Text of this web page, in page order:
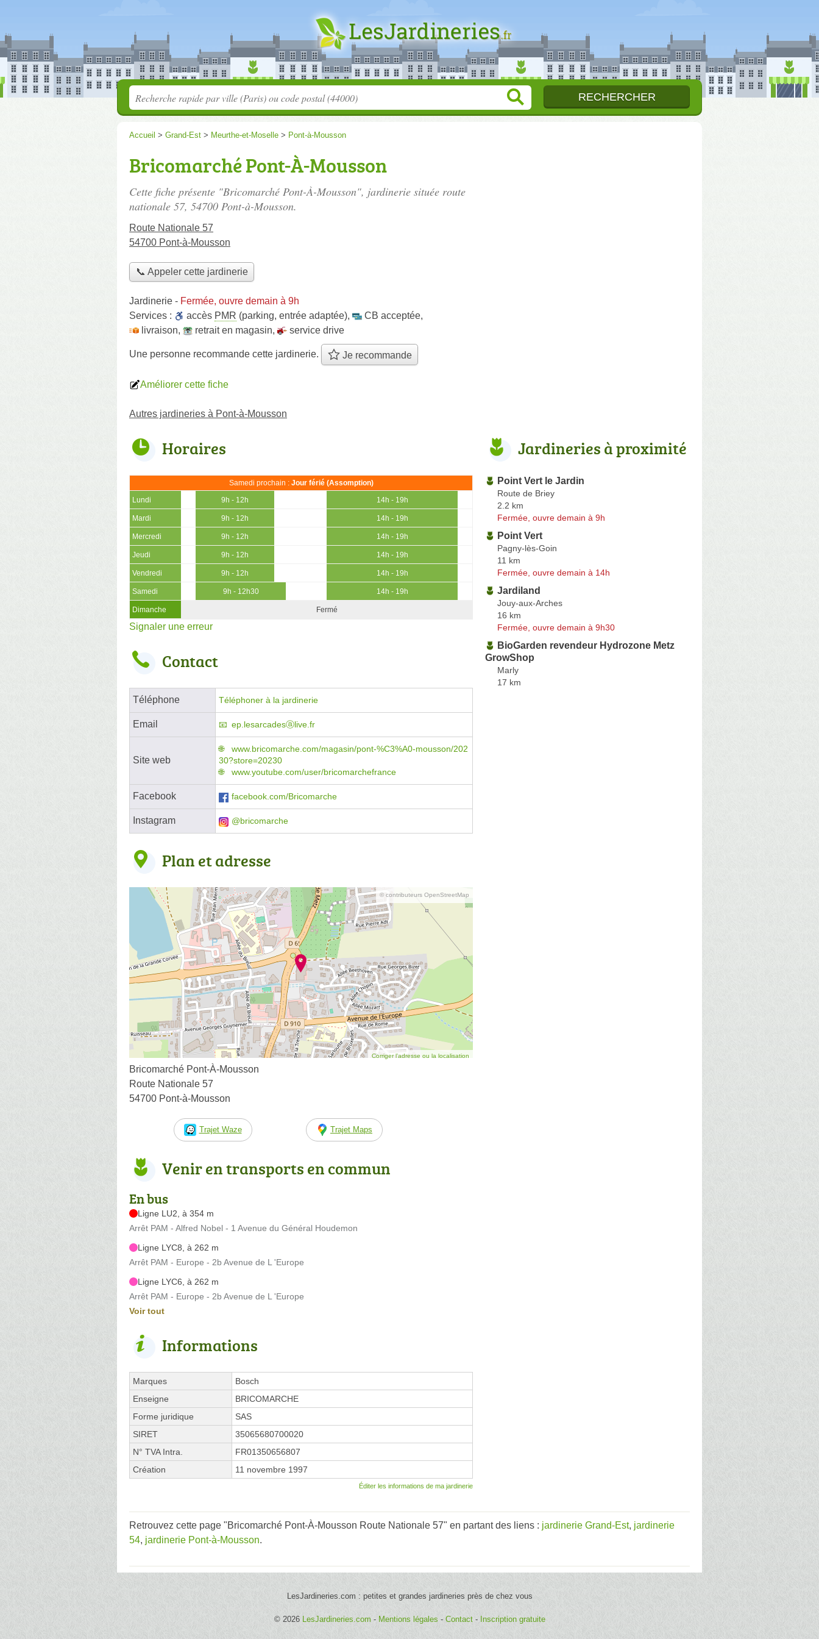
Accueil > Grand-Est > Meurthe-et-Moselle > Pont-à-Mousson
Bricomarché Pont-À-Mousson
Cette fiche présente "Bricomarché Pont-À-Mousson", jardinerie située route
nationale 57, 54700 Pont-à-Mousson.
Route Nationale 57
54700 Pont-à-Mousson
📞 Appeler cette jardinerie
Jardinerie - Fermée, ouvre demain à 9h
Services :
accès PMR (parking, entrée adaptée), CB acceptée,
livraison, retrait en magasin, service drive
Une personne recommande cette jardinerie. Je recommande
Améliorer cette fiche
Autres jardineries à Pont-à-Mousson
Horaires
Samedi prochain : Jour férié (Assomption)
Lundi 9h - 12h 14h - 19h
Mardi 9h - 12h 14h - 19h
Mercredi 9h - 12h 14h - 19h
Jeudi 9h - 12h 14h - 19h
Vendredi 9h - 12h 14h - 19h
Samedi 9h - 12h30 14h - 19h
Dimanche Fermé
Signaler une erreur
Contact
Téléphone Téléphoner à la jardinerie
Email ep.lesarcadesⓐlive.fr
Site web
www.bricomarche.com/magasin/pont-%C3%A0-mousson/202
30?store=20230
www.youtube.com/user/bricomarchefrance
Facebook facebook.com/Bricomarche
Instagram @bricomarche
Plan et adresse
© contributeurs OpenStreetMap
Corriger l’adresse ou la localisation
Bricomarché Pont-À-Mousson
Route Nationale 57
54700 Pont-à-Mousson
Trajet Waze Trajet Maps
Venir en transports en commun
En bus
Ligne LU2, à 354 m
Arrêt PAM - Alfred Nobel - 1 Avenue du Général Houdemon
Ligne LYC8, à 262 m
Arrêt PAM - Europe - 2b Avenue de L 'Europe
Ligne LYC6, à 262 m
Arrêt PAM - Europe - 2b Avenue de L 'Europe
Voir tout
Informations
Marques
Bosch
Enseigne
BRICOMARCHE
Forme juridique
SAS
SIRET
35065680700020
N° TVA Intra.
FR01350656807
Création
11 novembre 1997
Éditer les informations de ma jardinerie
Jardineries à proximité
Point Vert le Jardin
Route de Briey
2.2 km
Fermée, ouvre demain à 9h
Point Vert
Pagny-lès-Goin
11 km
Fermée, ouvre demain à 14h
Jardiland
Jouy-aux-Arches
16 km
Fermée, ouvre demain à 9h30
BioGarden revendeur Hydrozone Metz
GrowShop
Marly
17 km
Retrouvez cette page "Bricomarché Pont-À-Mousson Route Nationale 57" en partant des liens : jardinerie Grand-Est, jardinerie
54, jardinerie Pont-à-Mousson.
LesJardineries.com : petites et grandes jardineries près de chez vous
© 2026 LesJardineries.com - Mentions légales - Contact- Inscription gratuite